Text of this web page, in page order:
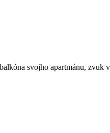
svojho apartmánu, zvuk